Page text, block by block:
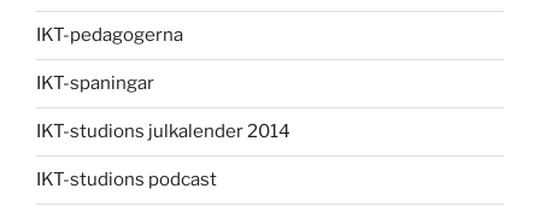
IKT-pedagogerna
IKT-spaningar
IKT-studions julkalender 2014
IKT-studions podcast